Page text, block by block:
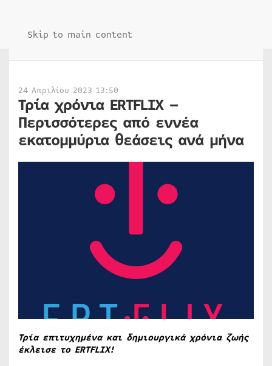
Skip to main content
24 Απριλίου 2023 13:50
Τρία χρόνια ERTFLIX –
Περισσότερες από εννέα
εκατομμύρια θεάσεις ανά μήνα
Τρία επιτυχημένα και δημιουργικά χρόνια ζωής
έκλεισε το ERTFLIX!